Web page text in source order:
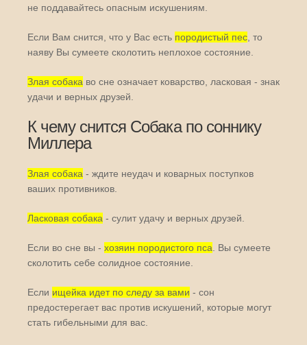
не поддавайтесь опасным искушениям.
Если Вам снится, что у Вас есть породистый пес , то
наяву Вы сумеете сколотить неплохое состояние.
Злая собака во сне означает коварство, ласковая - знак
удачи и верных друзей.
К чему снится Собака по соннику
Миллера
Злая собака - ждите неудач и коварных поступков
ваших противников.
Ласковая собака - сулит удачу и верных друзей.
Если во сне вы - хозяин породистого пса . Вы сумеете
сколотить себе солидное состояние.
Если ищейка идет по следу за вами - сон
предостерегает вас против искушений, которые могут
стать гибельными для вас.